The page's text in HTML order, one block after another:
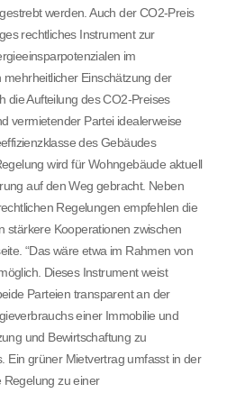
werden. Auch der CO2-Preis
rechtliches Instrument zur
im
mehrheitlicher Einschätzung der
die Aufteilung des CO2-Preises
vermietender Partei idealerweise
des Gebäudes
wird für Wohngebäude aktuell
auf den Weg gebracht. Neben
Regelungen empfehlen die
stärkere Kooperationen zwischen
“Das wäre etwa im Rahmen von
Dieses Instrument weist
Parteien transparent an der
einer Immobilie und
und Bewirtschaftung zu
Ein grüner Mietvertrag umfasst in der
Regelung zu einer